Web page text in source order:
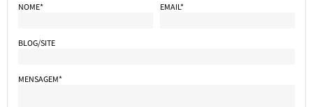
NOME* EMAIL*
BLOG/SITE
MENSAGEM*